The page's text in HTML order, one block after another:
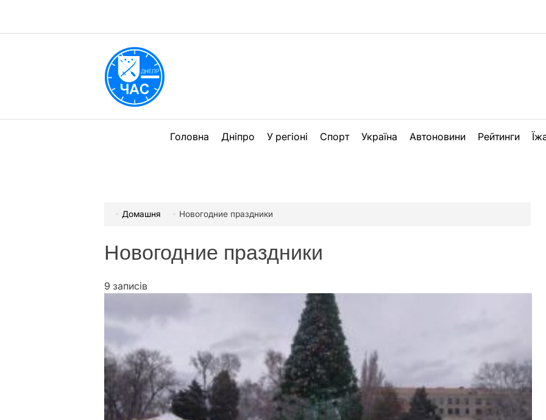
вмісту
Головна Дніпро У регіоні Спорт Україна Автоновини Рейтинги
Домашня Новогодние праздники
Новогодние праздники
9 записів